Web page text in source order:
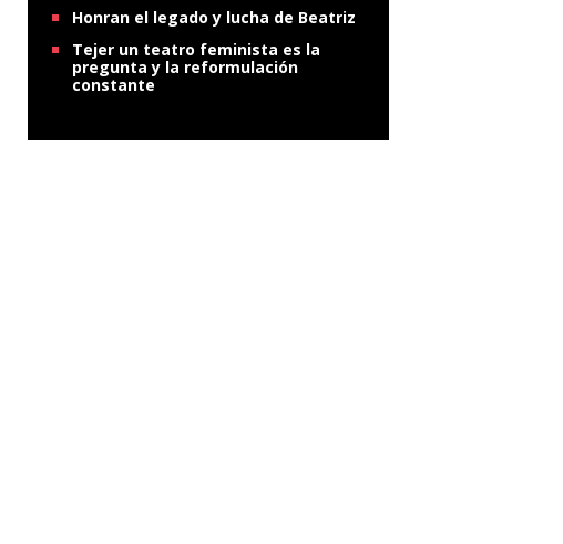
Honran el legado y lucha de Beatriz
Tejer un teatro feminista es la
pregunta y la reformulación
constante